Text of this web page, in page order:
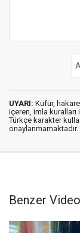
UYARI: Küfür,
içeren, imla kuralları
Türkçe karakter
onaylanmamaktadır.
Benzer